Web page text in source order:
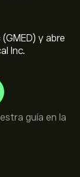
y abre
Inc.
guía en la